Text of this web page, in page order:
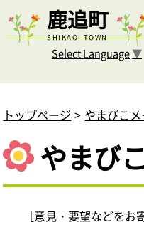
鹿追町
SHIKAOI TOWN
Select Language▼
トップページ やまびこ
やまび
［意見・要望などをお